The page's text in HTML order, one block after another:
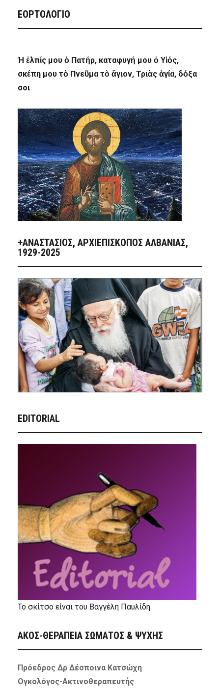
ΕΟΡΤΟΛΟΓΙΟ
Ἡ ἐλπίς μου ὁ Πατήρ, καταφυγή μου ὁ Υἱός,
σκέπη μου τὸ Πνεῦμα τὸ ἅγιον, Τριὰς ἁγία, δόξα
σοι
+ΑΝΑΣΤΆΣΙΟΣ, ΑΡΧΙΕΠΊΣΚΟΠΟΣ ΑΛΒΑΝΊΑΣ,
1929-2025
EDITORIAL
Το σκίτσο είναι του Βαγγέλη Παυλίδη
ΑΚΟΣ-ΘΕΡΑΠΕΙΑ ΣΩΜΑΤΟΣ & ΨΥΧΗΣ
Πρόεδρος Δρ Δέσποινα Κατσώχη
Ογκολόγος-Ακτινοθεραπευτής